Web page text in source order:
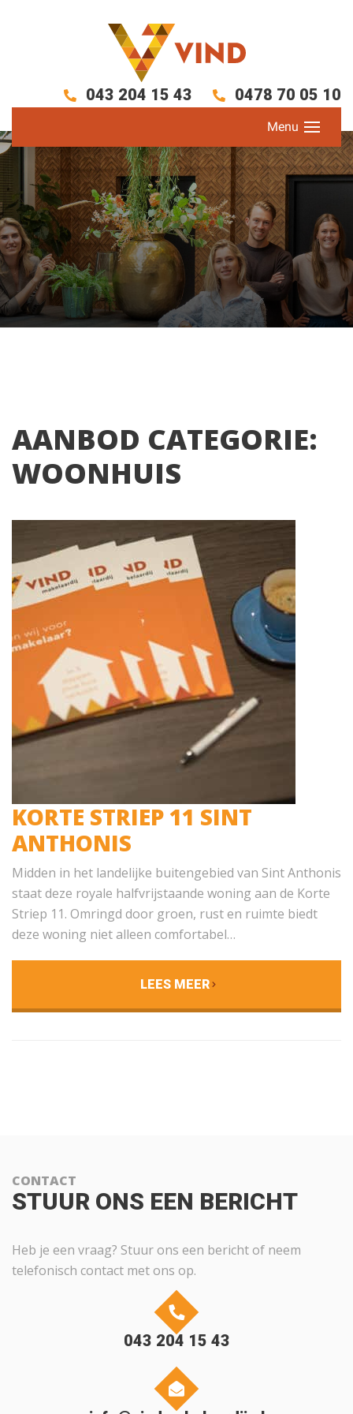
043 204 15 43 0478 70 05 10
AANBOD CATEGORIE:
WOONHUIS
KORTE STRIEP 11 SINT
ANTHONIS
Midden in het landelijke buitengebied van Sint Anthonis
staat deze royale halfvrijstaande woning aan de Korte
Striep 11. Omringd door groen, rust en ruimte biedt
deze woning niet alleen comfortabel…
LEES MEER
CONTACT
STUUR ONS EEN BERICHT
Heb je een vraag? Stuur ons een bericht of neem
telefonisch contact met ons op.
043 204 15 43